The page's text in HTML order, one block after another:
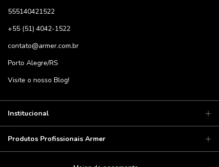
555140421522
+55 (51) 4042-1522
contato@armer.com.br
Porto Alegre/RS
Visite o nosso Blog!
Institucional
Produtos Profissionais Armer